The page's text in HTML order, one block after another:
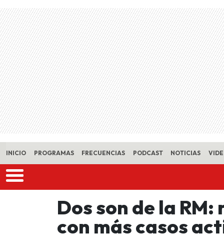
Skip to main content
INICIO PROGRAMAS FRECUENCIAS PODCAST NOTICIAS
Dos son de la
con más casos